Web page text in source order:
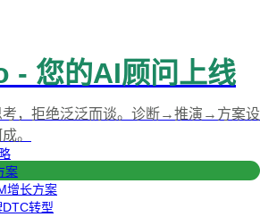
案
增长方案
DTC转型
- 您的AI顾问上线
考，拒绝泛泛而谈。诊断→推演→方案设
。